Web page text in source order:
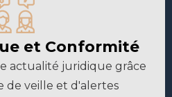
et Conformité
actualité juridique grâce
de veille et d'alertes